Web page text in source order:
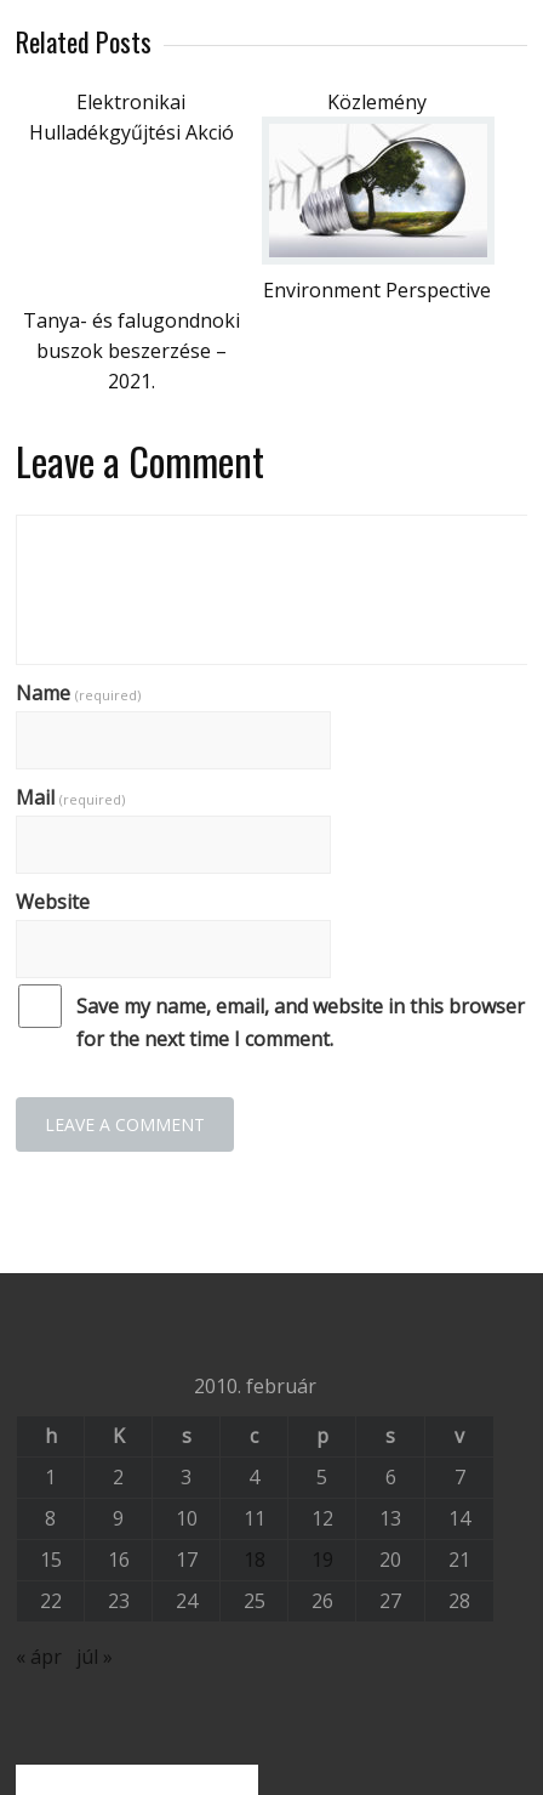
Related Posts
Elektronikai
Hulladékgyűjtési Akció
Közlemény
Environment Perspective
Tanya- és falugondnoki
buszok beszerzése –
2021.
Leave a Comment
Name(required)
Mail(required)
Website
Save my name, email, and website in this browser
for the next time I comment.
2010. február
h
K s c p s
v
1
2 3 4 5 6
7
8
9 10 11 12 13
14
15
16 17 18 19 20
21
22
23 24 25 26 27 28
« ápr júl »